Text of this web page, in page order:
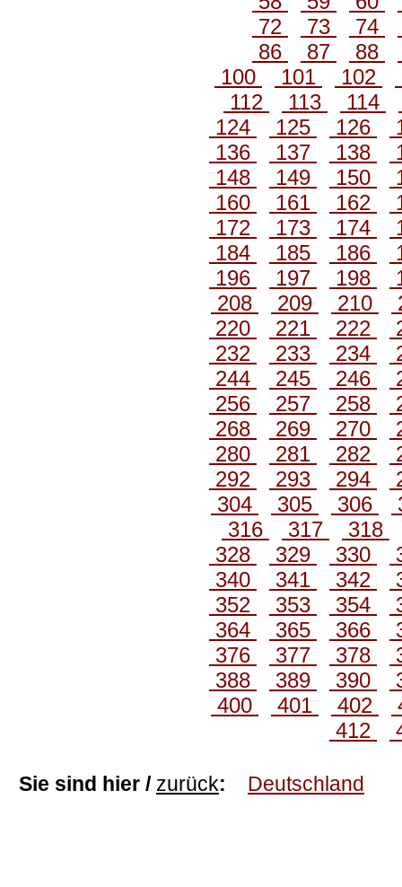
72
73 74
86
87 88
100
101 102
112
113 114
124
125 126
136
137 138
148
149 150
160
161 162
172
173 174
184
185 186
196
197 198
208
209 210
220
221 222
232
233 234
244
245 246
256
257 258
268
269 270
280
281 282
292
293 294
304
305 306
316
317
318
328
329 330
340
341 342
352
353 354
364
365 366
376
377 378
388
389 390
400
401 402
412
Sie sind hier / zurück: Deutschland